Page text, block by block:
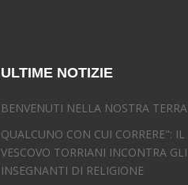
ULTIME NOTIZIE
BENVENUTI NELLA NOSTRA TERRA
QUALCUNO CON CUI CORRERE": IL
VESCOVO TORRIANI INCONTRA GLI
INSEGNANTI DI RELIGIONE